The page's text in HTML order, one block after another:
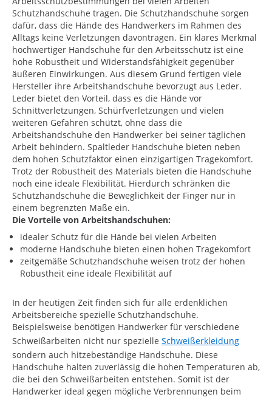
Schutzhandschuhe tragen. Die Schutzhandschuhe sorgen
dafür, dass die Hände des Handwerkers im Rahmen des
Alltags keine Verletzungen davontragen. Ein klares Merkmal
hochwertiger Handschuhe für den Arbeitsschutz ist eine
hohe Robustheit und Widerstandsfähigkeit gegenüber
äußeren Einwirkungen. Aus diesem Grund fertigen viele
Hersteller ihre Arbeitshandschuhe bevorzugt aus Leder.
Leder bietet den Vorteil, dass es die Hände vor
Schnittverletzungen, Schürfverletzungen und vielen
weiteren Gefahren schützt, ohne dass die
Arbeitshandschuhe den Handwerker bei seiner täglichen
Arbeit behindern. Spaltleder Handschuhe bieten neben
dem hohen Schutzfaktor einen einzigartigen Tragekomfort.
Trotz der Robustheit des Materials bieten die Handschuhe
noch eine ideale Flexibilität. Hierdurch schränken die
Schutzhandschuhe die Beweglichkeit der Finger nur in
einem begrenzten Maße ein.
Die Vorteile von Arbeitshandschuhen:
idealer Schutz für die Hände bei vielen Arbeiten
moderne Handschuhe bieten einen hohen Tragekomfort
zeitgemäße Schutzhandschuhe weisen trotz der hohen
Robustheit eine ideale Flexibilität auf
In der heutigen Zeit finden sich für alle erdenklichen
Arbeitsbereiche spezielle Schutzhandschuhe.
Beispielsweise benötigen Handwerker für verschiedene
Schweißarbeiten nicht nur spezielle Schweißerkleidung
sondern auch hitzebeständige Handschuhe. Diese
Handschuhe halten zuverlässig die hohen Temperaturen ab,
die bei den Schweißarbeiten entstehen. Somit ist der
Handwerker ideal gegen mögliche Verbrennungen beim